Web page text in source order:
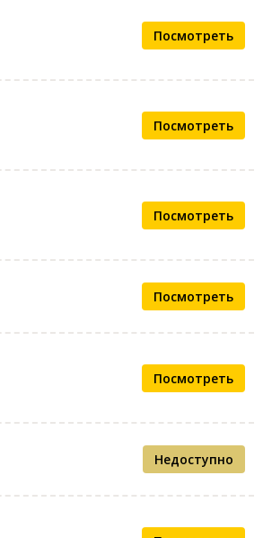
Посмотреть
Посмотреть
Посмотреть
Посмотреть
Посмотреть
Недоступно